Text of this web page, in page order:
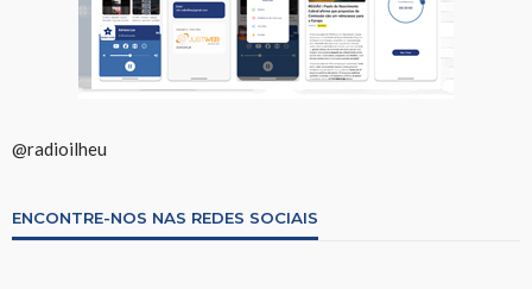
@radioilheu
ENCONTRE-NOS NAS REDES SOCIAIS